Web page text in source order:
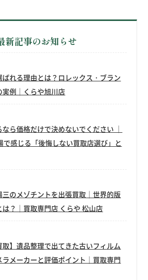
新記事のお知らせ
れる理由とは？ロレックス・ブラン
実例｜くらや旭川店
ら価格だけで決めないでください ｜
で感じる「後悔しない買取店選び」と
三のメゾチントを出張買取｜世界的版
？｜買取専門店 くらや 松山店
取】遺品整理で出てきた古いフィルム
メーカーと評価ポイント｜買取専門